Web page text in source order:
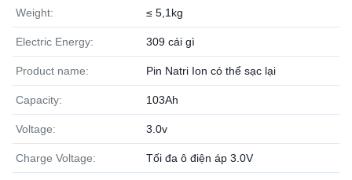
Weight: ≤ 5,1kg
Electric Energy: 309 cái gì
Product name: Pin Natri Ion có thể sạc lại
Capacity: 103Ah
Voltage: 3.0v
Charge Voltage: Tối đa ô điện áp 3.0V